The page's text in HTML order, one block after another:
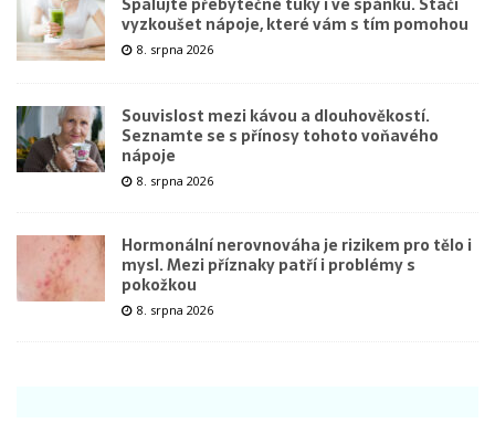
vyzkoušet nápoje, které vám s tím pomohou
8. srpna 2026
Souvislost mezi kávou a dlouhověkostí.
Seznamte se s přínosy tohoto voňavého
nápoje
8. srpna 2026
Hormonální nerovnováha je rizikem pro tělo i
mysl. Mezi příznaky patří i problémy s
pokožkou
8. srpna 2026